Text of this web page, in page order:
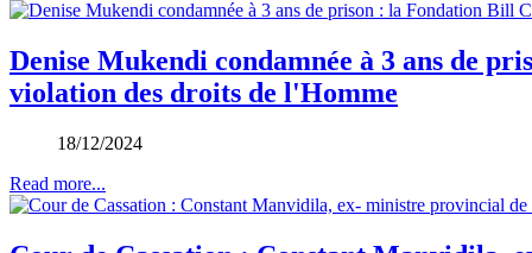
Denise Mukendi condamnée à 3 ans de
violation des droits de l'Homme
18/12/2024
Read more...